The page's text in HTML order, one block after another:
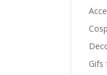
Gifs